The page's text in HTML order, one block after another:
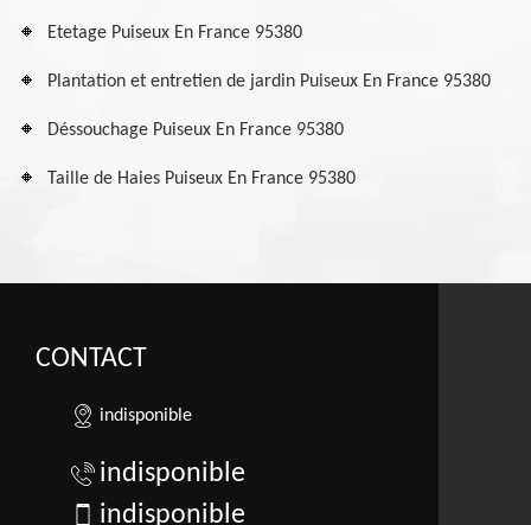
Etetage Puiseux En France 95380
Plantation et entretien de jardin Puiseux En France 95380
Déssouchage Puiseux En France 95380
Taille de Haies Puiseux En France 95380
CONTACT
indisponible
indisponible
indisponible